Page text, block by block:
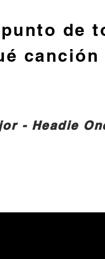
de
- Headie